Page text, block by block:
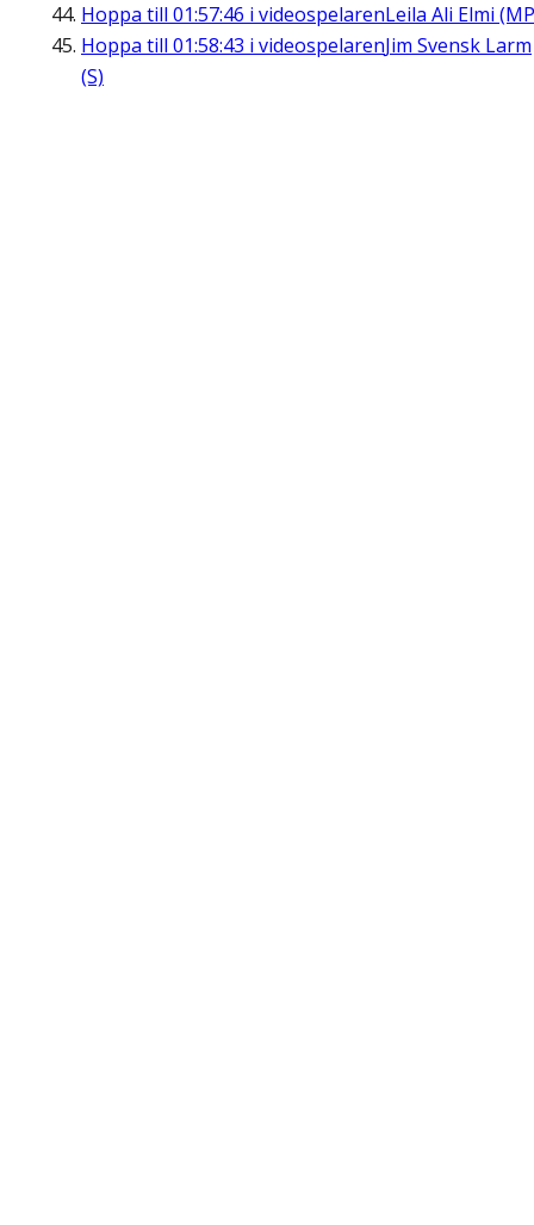
Hoppa till 01:57:46 i videospelarenLeila Ali Elmi
Hoppa till 01:58:43 i videospelarenJim Svensk Larm
(S)